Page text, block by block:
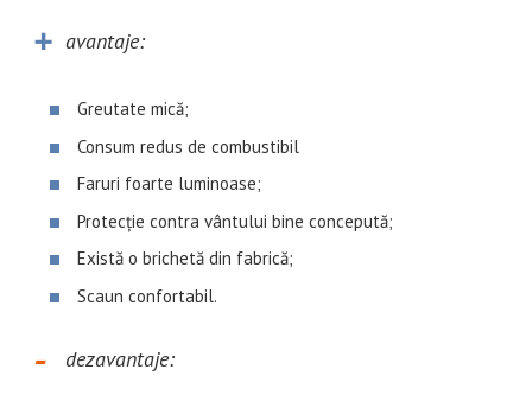
avantaje:
Greutate mică;
Consum redus de combustibil
Faruri foarte luminoase;
Protecție contra vântului bine concepută;
Există o brichetă din fabrică;
Scaun confortabil.
dezavantaje: